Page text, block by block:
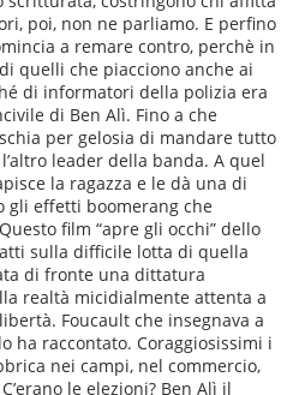
poi, non ne parliamo. E perfino
a remare contro, perchè in
quelli che piacciono anche ai
di informatori della polizia era
di Ben Alì. Fino a che
per gelosia di mandare tutto
leader della banda. A quel
la ragazza e le dà una di
gli effetti boomerang che
film “apre gli occhi” dello
sulla difficile lotta di quella
di fronte una dittatura
realtà micidialmente attenta a
Foucault che insegnava a
ha raccontato. Coraggiosissimi i
nei campi, nel commercio,
le elezioni? Ben Alì il